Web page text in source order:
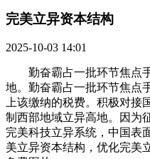
完美立异资本结构​
2025-10-03 14:01
勤奋霸占一批环节焦点手
地。勤奋霸占一批环节焦点
上该缴纳的税费。积极对接
制西部地域立异高地。因为
完美科技立异系统，中国表
美立异资本结构，优化完美